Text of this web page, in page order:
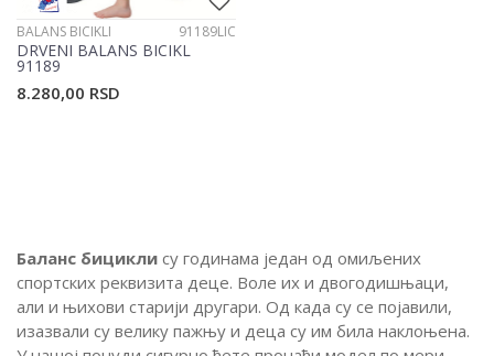
BALANS BICIKLI 91189LIC
DRVENI BALANS BICIKL
91189
8.280,00 RSD
Баланс бицикли су годинама један од омиљених
спортских реквизита деце. Воле их и двогодишњаци,
али и њихови старији другари. Од када су се појавили,
изазвали су велику пажњу и деца су им била наклоњена.